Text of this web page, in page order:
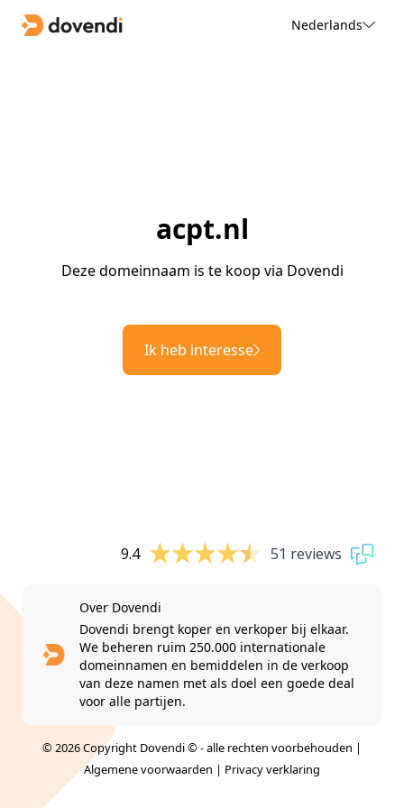
Nederlands
acpt.nl
Deze domeinnaam is te koop via Dovendi
Ik heb interesse
9.4 51 reviews
Over Dovendi
Dovendi brengt koper en verkoper bij elkaar.
We beheren ruim 250.000 internationale
domeinnamen en bemiddelen in de verkoop
van deze namen met als doel een goede deal
voor alle partijen.
© 2026 Copyright Dovendi © - alle rechten voorbehouden |
Algemene voorwaarden | Privacy verklaring